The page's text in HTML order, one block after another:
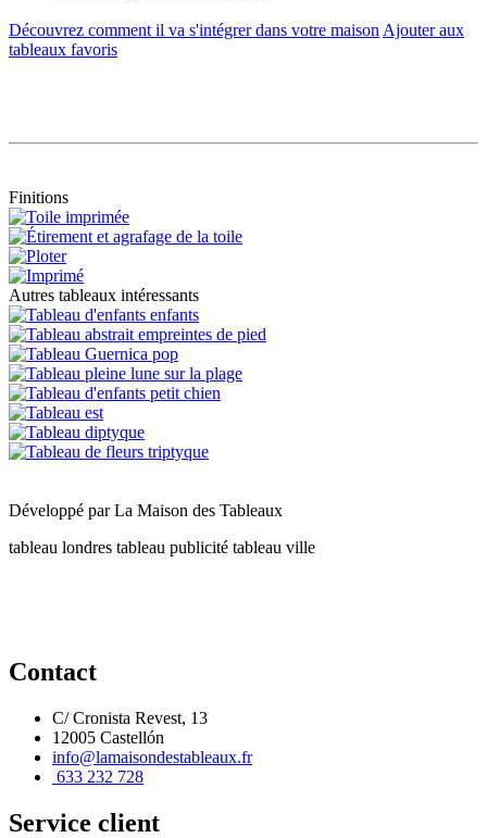
Découvrez comment il va s'intégrer dans votre maison Ajouter aux
tableaux favoris
Finitions
Autres tableaux intéressants
Développé parLa Maison des Tableaux
tableau londres tableau publicité tableau ville
Contact
C/ Cronista Revest, 13
12005 Castellón
info@lamaisondestableaux.fr
633 232 728
Service client